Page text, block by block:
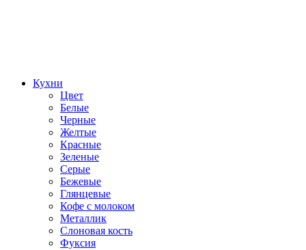
Кухни
Цвет
Белые
Черные
Желтые
Красные
Зеленые
Серые
Бежевые
Глянцевые
Кофе с молоком
Металлик
Слоновая кость
Фуксия